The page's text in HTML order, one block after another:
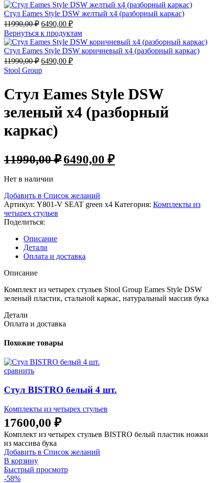
Стул Eames Style DSW желтый x4 (разборный каркас)
11990,00₽ Первоначальная
цена
составляла
11990,00 ₽.
6490,00 ₽Текущая
цена:
6490,00 ₽.
Вернуться к продуктам
Стул Eames Style DSW коричневый x4 (разборный каркас)
11990,00₽ Первоначальная
цена
составляла
6490,00 ₽Текущая
Stool Group
Стул Eames Style DSW
зеленый x4 (разборный
каркас)
11990,00₽ Первоначальная
цена
6490,00 ₽Текущая
цена:
Нет в наличии
Добавить в Список желаний
Артикул: Y801-V SEAT green x4 Категория: Комплекты из
четырех стульев
Поделиться:
Описание
Детали
Оплата и доставка
Описание
Комплект из четырех стульев Stool Group Eames Style DSW
зеленый пластик, стальной каркас, натуральный массив бука
Детали
Оплата и доставка
Похожие товары
сравнить
Стул BISTRO белый 4 шт.
Комплекты из четырех стульев
17600,00 ₽
Комплект из четырех стульев BISTRO белый пластик ножки
из массива бука
Добавить в Список желаний
В корзину
Быстрый просмотр
-58%